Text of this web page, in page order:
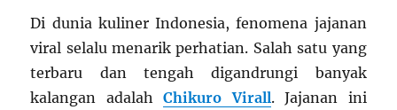
Di dunia kuliner Indonesia, fenomena jajanan
viral selalu menarik perhatian. Salah satu yang
terbaru dan tengah digandrungi banyak
kalangan adalahChikuro Virall. Jajanan ini